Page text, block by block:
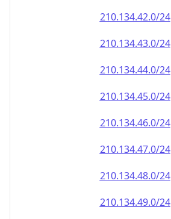
210.134.42.0/24
210.134.43.0/24
210.134.44.0/24
210.134.45.0/24
210.134.46.0/24
210.134.47.0/24
210.134.48.0/24
210.134.49.0/24